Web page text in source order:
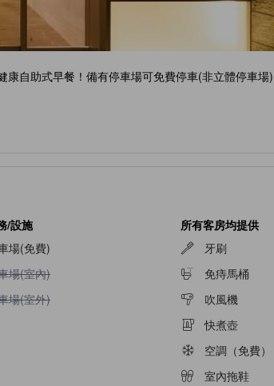
自助式早餐！備有停車場可免費停車(非立體停車
/設施
場(免費)
供停車場(室內)
場(室內)
供停車場(室外)
場(室外)
所有客房均提供
牙刷
免痔馬桶
吹風機
快煮壺
空調（免費）
室內拖鞋